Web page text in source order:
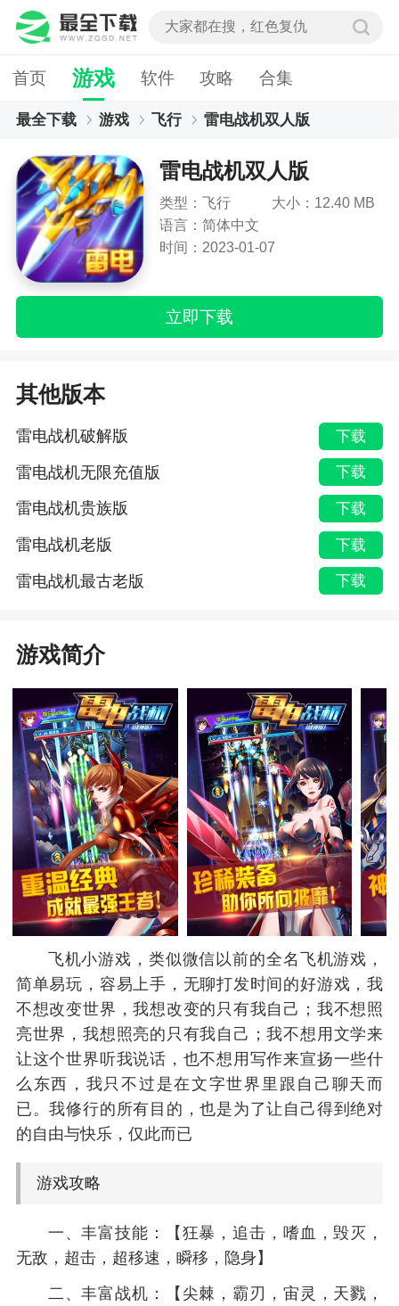
首页 游戏 软件 攻略 合集
最全下载 游戏 飞行 雷电战机双人版
雷电战机双人版
类型：飞行
大小：12.40 MB
语言：简体中文
时间：2023-01-07
立即下载
其他版本
雷电战机破解版 下载
雷电战机无限充值版 下载
雷电战机贵族版 下载
雷电战机老版 下载
雷电战机最古老版 下载
游戏简介
飞机小游戏，类似微信以前的全名飞机游戏，
简单易玩，容易上手，无聊打发时间的好游戏，我
不想改变世界，我想改变的只有我自己；我不想照
亮世界，我想照亮的只有我自己；我不想用文学来
让这个世界听我说话，也不想用写作来宣扬一些什
么东西，我只不过是在文字世界里跟自己聊天而
已。我修行的所有目的，也是为了让自己得到绝对
的自由与快乐，仅此而已
游戏攻略
一、丰富技能：【狂暴，追击，嗜血，毁灭，
无敌，超击，超移速，瞬移，隐身】
二、丰富战机：【尖棘，霸刃，宙灵，天戮，